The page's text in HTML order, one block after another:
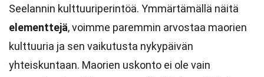
Seelannin kulttuuriperintöä. Ymmärtämällä näitä
elementtejä, voimme paremmin arvostaa maorien
kulttuuria ja sen vaikutusta nykypäivän
yhteiskuntaan. Maorien uskonto ei ole vain